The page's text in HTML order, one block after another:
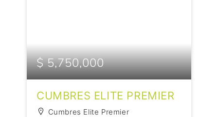
$ 5,750,000
CUMBRES ELITE PREMIER
Cumbres Elite Premier